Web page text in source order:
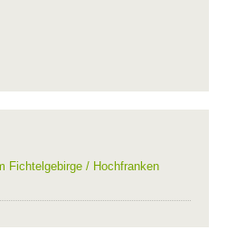
Fichtelgebirge / Hochfranken